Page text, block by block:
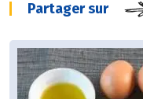
Partager sur